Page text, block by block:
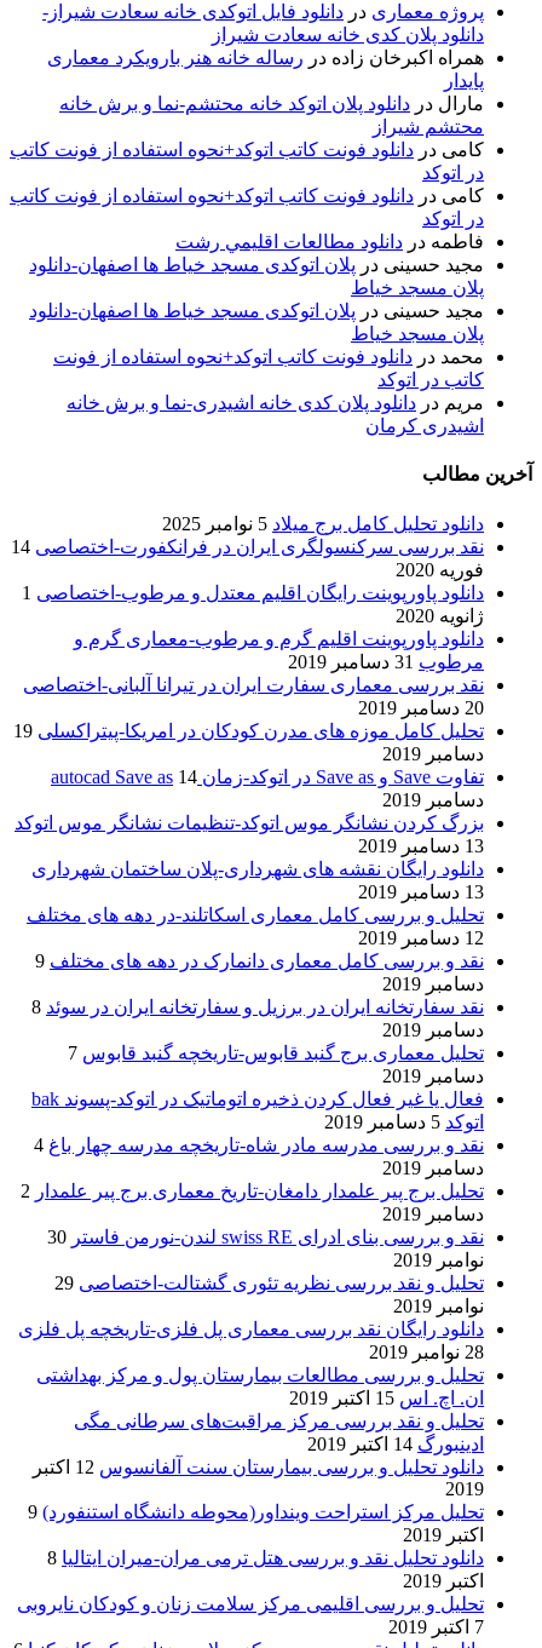
پروژه معماری در دانلود فایل اتوکدی خانه سعادت شیراز-
دانلود پلان کدی خانه سعادت شیراز
همراه اکبرخان زاده در رساله خانه هنر بارویکرد معماری
پایدار
مارال در دانلود پلان اتوکد خانه محتشم-نما و برش خانه
محتشم شیراز
کامی در دانلود فونت کاتب اتوکد+نحوه استفاده از فونت کاتب
در اتوکد
کامی در دانلود فونت کاتب اتوکد+نحوه استفاده از فونت کاتب
در اتوکد
فاطمه در دانلود مطالعات اقليمي رشت
مجید حسینی در پلان اتوکدی مسجد خیاط ها اصفهان-دانلود
پلان مسجد خیاط
مجید حسینی در پلان اتوکدی مسجد خیاط ها اصفهان-دانلود
پلان مسجد خیاط
محمد در دانلود فونت کاتب اتوکد+نحوه استفاده از فونت
کاتب در اتوکد
مریم در دانلود پلان کدی خانه اشیدری-نما و برش خانه
اشیدری کرمان
آخرین مطالب
دانلود تحلیل کامل برج میلاد 5 نوامبر 2025
نقد بررسی سرکنسولگری ایران در فرانکفورت-اختصاصی 14
فوریه 2020
دانلود پاورپوینت رایگان اقلیم معتدل و مرطوب-اختصاصی 1
ژانویه 2020
دانلود پاورپوینت اقلیم گرم و مرطوب-معماری گرم و
مرطوب 31 دسامبر 2019
نقد بررسی معماری سفارت ایران در تیرانا آلبانی-اختصاصی
20 دسامبر 2019
تحلیل کامل موزه های مدرن کودکان در امریکا-پیتراکسلی 19
دسامبر 2019
تفاوت Save و Save as در اتوکد-زمان autocad Save as
14
دسامبر 2019
بزرگ کردن نشانگر موس اتوکد-تنظیمات نشانگر موس اتوکد
13 دسامبر 2019
دانلود رایگان نقشه های شهرداری-پلان ساختمان شهرداری
13 دسامبر 2019
تحلیل و بررسی کامل معماری اسکاتلند-در دهه های مختلف
12 دسامبر 2019
نقد و بررسی کامل معماری دانمارک در دهه های مختلف 9
دسامبر 2019
نقد سفارتخانه ایران در برزیل و سفارتخانه ایران در سوئد 8
دسامبر 2019
تحلیل معماری برج گنبد قابوس-تاریخچه گنبد قابوس 7
دسامبر 2019
فعال یا غیر فعال کردن ذخیره اتوماتیک در اتوکد-پسوند bak
اتوکد 5 دسامبر 2019
نقد و بررسی مدرسه مادر شاه-تاریخچه مدرسه چهار باغ 4
دسامبر 2019
تحلیل برج پیر علمدار دامغان-تاریخ معماری برج پیر علمدار 2
دسامبر 2019
نقد و بررسی بنای ادرای swiss RE لندن-نورمن فاستر
30
نوامبر 2019
تحلیل و نقد بررسی نظریه تئوری گشتالت-اختصاصی 29
نوامبر 2019
دانلود رایگان نقد بررسی معماری پل فلزی-تاریخچه پل فلزی
28 نوامبر 2019
تحلیل و بررسی مطالعات بیمارستان پول و مرکز بهداشتی
ان. اچ. اس 15 اکتبر 2019
تحلیل و نقد بررسی مرکز مراقبت‌های سرطانی مگی
ادینبورگ 14 اکتبر 2019
دانلود تحلیل و بررسی بیمارستان سنت آلفانسوس
12 اکتبر
2019
تحلیل مرکز استراحت وینداور(محوطه دانشگاه استنفورد) 9
اکتبر 2019
دانلود تحلیل نقد و بررسی هتل ترمی مران-میران ایتالیا 8
اکتبر 2019
تحلیل و بررسی اقلیمی مرکز سلامت زنان و کودکان نایروبی
7 اکتبر 2019